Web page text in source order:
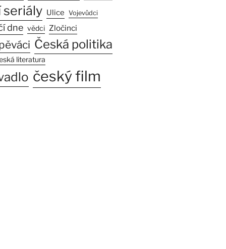
Ulice Vojevůdci
dne vědci Zločinci
Česká politika
literatura
český film